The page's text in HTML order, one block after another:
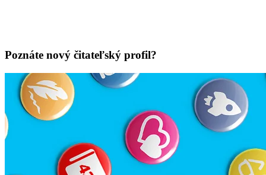
Poznáte nový čitateľský profil?